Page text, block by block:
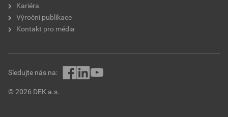
Kariéra
Výroční publikace
Kontakt pro média
© 2026 DEK a.s.
Sledujte nás na: